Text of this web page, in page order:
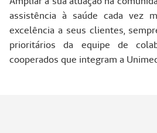
assistência à saúde cada vez
excelência a seus clientes,
prioritários da equipe de
cooperados que integram a